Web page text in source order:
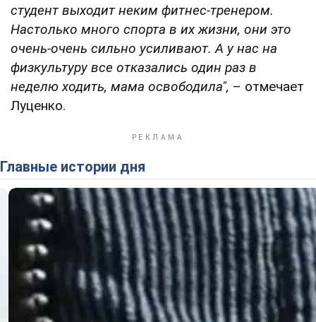
студент выходит неким фитнес-тренером.
Настолько много спорта в их жизни, они это
очень-очень сильно усиливают. А у нас на
физкультуру все отказались один раз в
неделю ходить, мама освободила", – отмечает
Луценко.
Главные истории дня